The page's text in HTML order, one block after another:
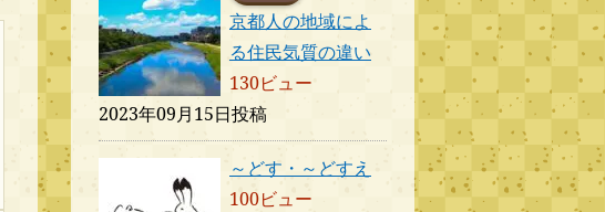
京都人の地域によ
る住民気質の違い
130ビュー
2023年09月15日投稿
～どす・～どすえ
100ビュー